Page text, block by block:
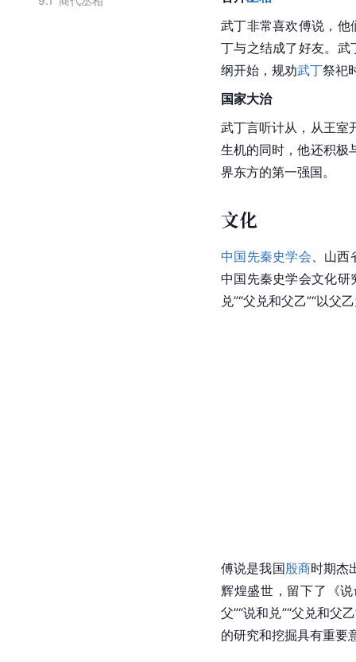
武丁非常喜欢傅说，他
丁与之结成了好友。武
纲开始，规劝武丁祭祀
国家大治
武丁言听计从，从王室
生机的同时，他还积极
界东方的第一强国。
文化
中国先秦史学会
山西
中国先秦史学会文化研
兑”“父兑和父乙”“以父
傅说是我国殷商时期杰
辉煌盛世，留下了《
父”“说和兑”“父兑和父
的研究和挖掘具有重要